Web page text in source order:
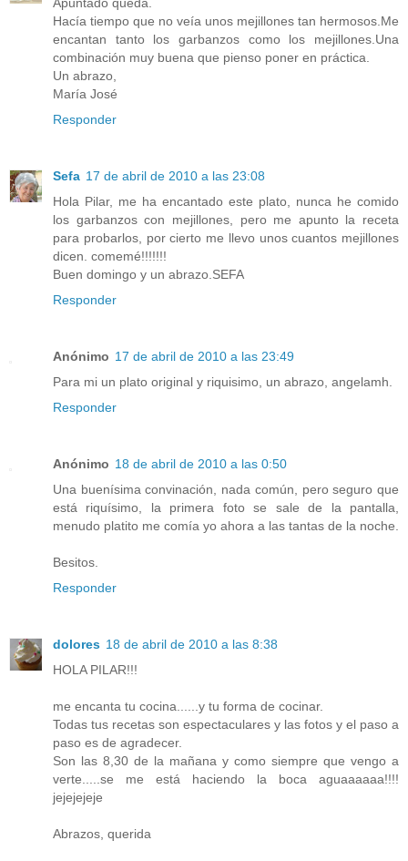
Apuntado queda.
Hacía tiempo que no veía unos mejillones tan hermosos.Me
encantan tanto los garbanzos como los mejillones.Una
combinación muy buena que pienso poner en práctica.
Un abrazo,
María José
Responder
Sefa 17 de abril de 2010 a las 23:08
Hola Pilar, me ha encantado este plato, nunca he comido
los garbanzos con mejillones, pero me apunto la receta
para probarlos, por cierto me llevo unos cuantos mejillones
dicen. comemé!!!!!!!
Buen domingo y un abrazo.SEFA
Responder
Anónimo 17 de abril de 2010 a las 23:49
Para mi un plato original y riquisimo, un abrazo, angelamh.
Responder
Anónimo 18 de abril de 2010 a las 0:50
Una buenísima convinación, nada común, pero seguro que
está riquísimo, la primera foto se sale de la pantalla,
menudo platito me comía yo ahora a las tantas de la noche.
Besitos.
Responder
dolores 18 de abril de 2010 a las 8:38
HOLA PILAR!!!
me encanta tu cocina......y tu forma de cocinar.
Todas tus recetas son espectaculares y las fotos y el paso a
paso es de agradecer.
Son las 8,30 de la mañana y como siempre que vengo a
verte.....se me está haciendo la boca aguaaaaaa!!!!
jejejejeje
Abrazos, querida